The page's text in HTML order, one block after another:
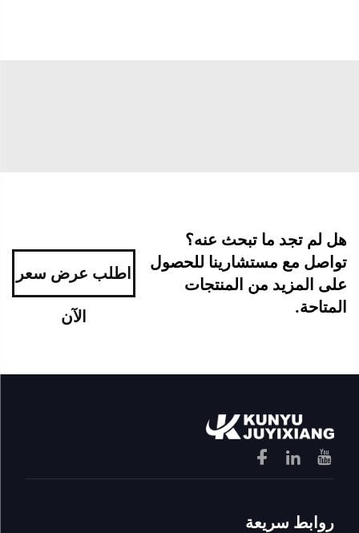
هل لم تجد ما تبحث عنه؟
تواصل مع مستشارينا للحصول
على المزيد من المنتجات
المتاحة.
اطلب عرض سعر
الآن
روابط سريعة